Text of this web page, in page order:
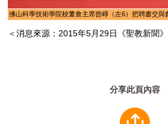
佛山科學技術學院校董會主席曾崢（左6）把聘書交與
＜消息來源：2015年5月29日《聖教新聞》
分享此頁內容